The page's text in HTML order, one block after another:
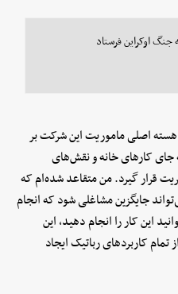
جنگ اوکراین فرستاد
اصلی ماموریت این شرکت بر
جای کارهای خانه و نقش‌های
قرار گیرد. من متقاعد شده‌ام که
جایگزین مشاغلی شود که انجام
این کار را انجام دهید، این
کاربردهای رباتیک ایجاد